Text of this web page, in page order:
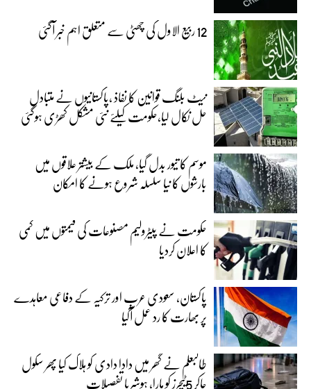
12 ربیع الاول کی چھٹی سے متعلق اہم خبر آگئی
نیٹ بلنگ قوانین کا نفاذ ،پاکستانیوں نے متبادل
حل نکال لیا،حکومت کیلئے نئی مشکل کھڑی ہوگئی
موسم کا تیور بدل گیا، ملک کے بیشتر علاقوں میں
بارشوں کا نیا سلسلہ شروع ہونے کا امکان
حکومت نے پیٹرولیم مصنوعات کی قیمتوں میں کمی
کا اعلان کردیا
پاکستان، سعودی عرب اور ترکیہ کے دفاعی معاہدے
پر بھارت کا رد عمل آگیا
طالبعلم نے گھر میں دادا دادی کو ہلاک کیا پھر سکول